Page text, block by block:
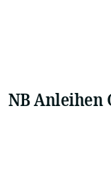
NB Anleihen